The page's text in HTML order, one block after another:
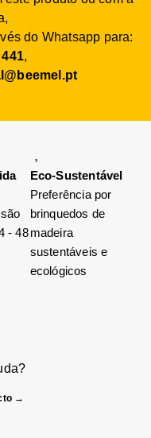
do Whatsapp para:
,
- 48
Eco-Sustentável
Preferência por
brinquedos de
madeira
sustentáveis e
ecológicos
→